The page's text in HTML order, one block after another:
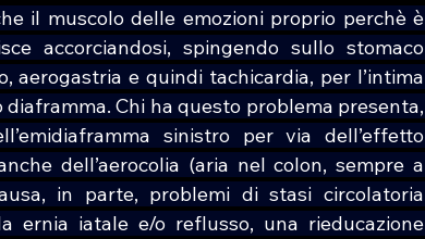
il muscolo delle emozioni proprio perchè è
accorciandosi, spingendo sullo stomaco
e quindi tachicardia, per l’intima
Chi ha questo problema presenta,
sinistro per via dell’effetto
dell’aerocolia (aria nel colon, sempre a
in parte, problemi di stasi circolatoria
ernia iatale e/o reflusso, una rieducazione